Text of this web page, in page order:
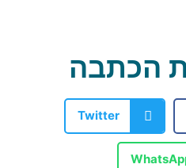
הכתבה
Twitter